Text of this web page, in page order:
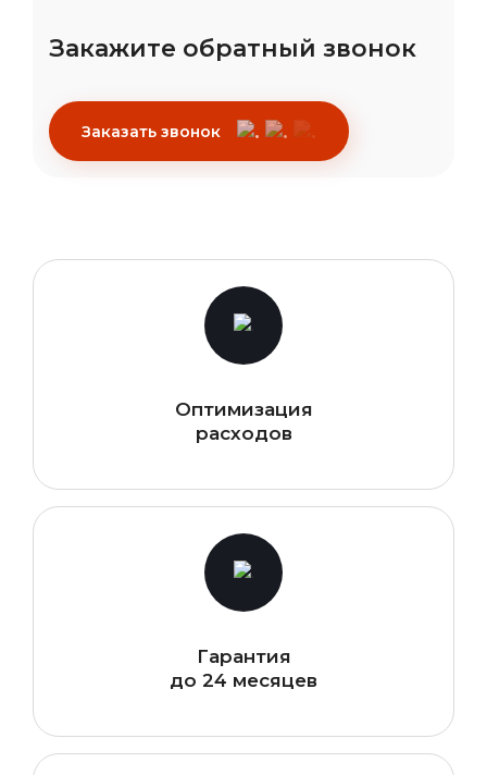
Оптимизация
расходов
Гарантия
до 24 месяцев
Закажите обратный звонок
Заказать звонок